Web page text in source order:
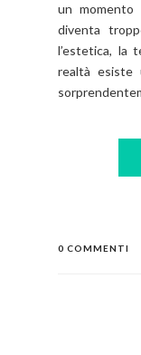
un momento
diventa
l’estetica, la
realtà esiste
0 COMMENTI